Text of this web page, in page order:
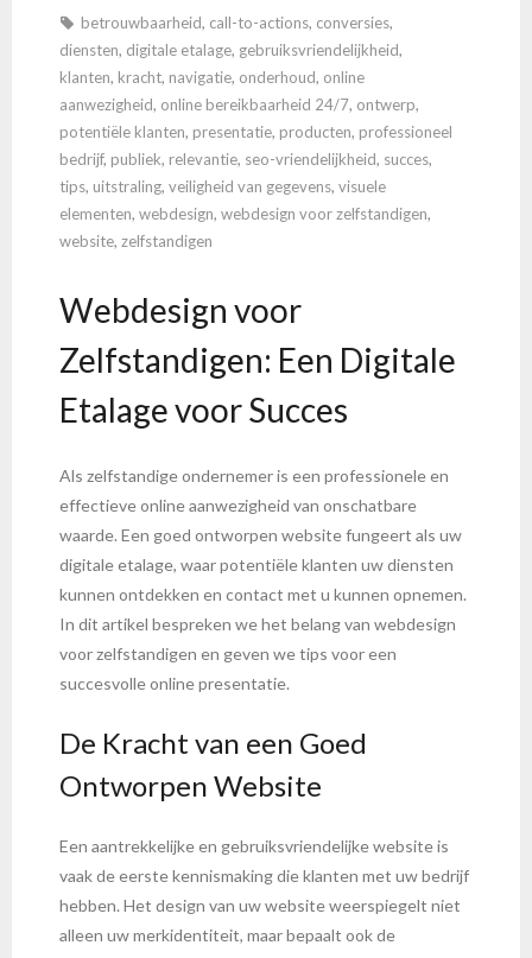
betrouwbaarheid, call-to-actions, conversies,
diensten, digitale etalage, gebruiksvriendelijkheid,
klanten, kracht, navigatie, onderhoud, online
aanwezigheid, online bereikbaarheid 24/7, ontwerp,
potentiële klanten, presentatie, producten, professioneel
bedrijf, publiek, relevantie, seo-vriendelijkheid, succes,
tips, uitstraling, veiligheid van gegevens, visuele
elementen, webdesign, webdesign voor zelfstandigen,
website, zelfstandigen
Webdesign voor
Zelfstandigen: Een Digitale
Etalage voor Succes
Als zelfstandige ondernemer is een professionele en
effectieve online aanwezigheid van onschatbare
waarde. Een goed ontworpen website fungeert als uw
digitale etalage, waar potentiële klanten uw diensten
kunnen ontdekken en contact met u kunnen opnemen.
In dit artikel bespreken we het belang van webdesign
voor zelfstandigen en geven we tips voor een
succesvolle online presentatie.
De Kracht van een Goed
Ontworpen Website
Een aantrekkelijke en gebruiksvriendelijke website is
vaak de eerste kennismaking die klanten met uw bedrijf
hebben. Het design van uw website weerspiegelt niet
alleen uw merkidentiteit, maar bepaalt ook de